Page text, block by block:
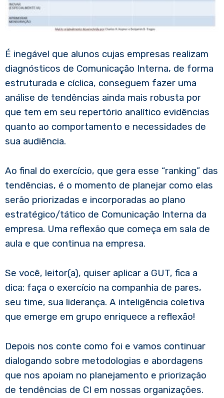
É inegável que alunos cujas empresas realizam
diagnósticos de Comunicação Interna, de forma
estruturada e cíclica, conseguem fazer uma
análise de tendências ainda mais robusta por
que tem em seu repertório analítico evidências
quanto ao comportamento e necessidades de
sua audiência.
Ao final do exercício, que gera esse “ranking” das
tendências, é o momento de planejar como elas
serão priorizadas e incorporadas ao plano
estratégico/tático de Comunicação Interna da
empresa. Uma reflexão que começa em sala de
aula e que continua na empresa.
Se você, leitor(a), quiser aplicar a GUT, fica a
dica: faça o exercício na companhia de pares,
seu time, sua liderança. A inteligência coletiva
que emerge em grupo enriquece a reflexão!
Depois nos conte como foi e vamos continuar
dialogando sobre metodologias e abordagens
que nos apoiam no planejamento e priorização
de tendências de CI em nossas organizações.